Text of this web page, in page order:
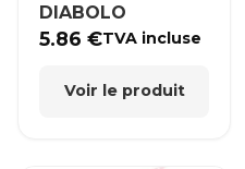
DIABOLO
5.86€TVA incluse
Voir le produit